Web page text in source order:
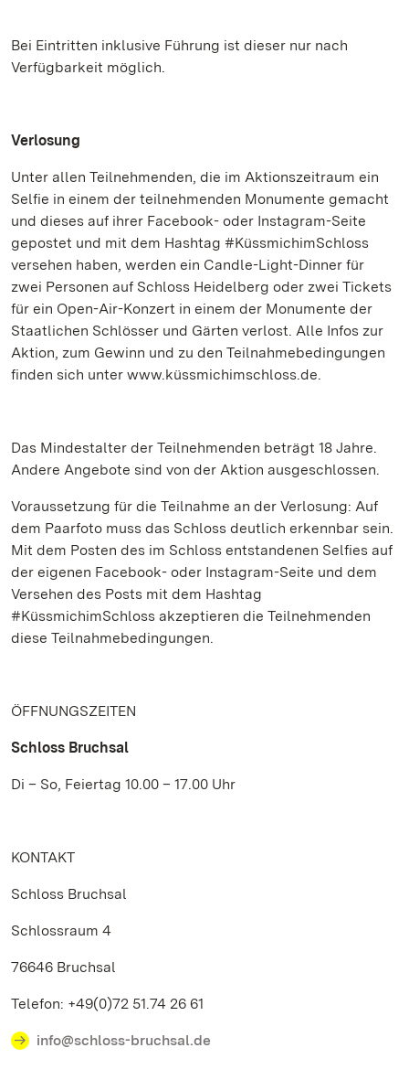
Bei Eintritten inklusive Führung ist dieser nur nach
Verfügbarkeit möglich.
Verlosung
Unter allen Teilnehmenden, die im Aktionszeitraum ein
Selfie in einem der teilnehmenden Monumente gemacht
und dieses auf ihrer Facebook- oder Instagram-Seite
gepostet und mit dem Hashtag #KüssmichimSchloss
versehen haben, werden ein Candle-Light-Dinner für
zwei Personen auf Schloss Heidelberg oder zwei Tickets
für ein Open-Air-Konzert in einem der Monumente der
Staatlichen Schlösser und Gärten verlost. Alle Infos zur
Aktion, zum Gewinn und zu den Teilnahmebedingungen
finden sich unter www.küssmichimschloss.de.
Das Mindestalter der Teilnehmenden beträgt 18 Jahre.
Andere Angebote sind von der Aktion ausgeschlossen.
Voraussetzung für die Teilnahme an der Verlosung: Auf
dem Paarfoto muss das Schloss deutlich erkennbar sein.
Mit dem Posten des im Schloss entstandenen Selfies auf
der eigenen Facebook- oder Instagram-Seite und dem
Versehen des Posts mit dem Hashtag
#KüssmichimSchloss akzeptieren die Teilnehmenden
diese Teilnahmebedingungen.
ÖFFNUNGSZEITEN
Schloss Bruchsal
Di – So, Feiertag 10.00 – 17.00 Uhr
KONTAKT
Schloss Bruchsal
Schlossraum 4
76646 Bruchsal
Telefon: +49(0)72 51.74 26 61
info@schloss-bruchsal.de